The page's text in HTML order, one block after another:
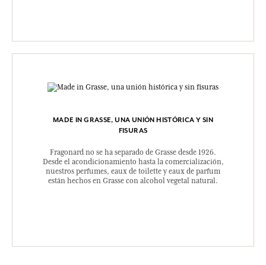
MADE IN GRASSE, UNA UNIÓN HISTÓRICA Y SIN
FISURAS
Fragonard no se ha separado de Grasse desde 1926.
Desde el acondicionamiento hasta la comercialización,
nuestros perfumes, eaux de toilette y eaux de parfum
están hechos en Grasse con alcohol vegetal natural.